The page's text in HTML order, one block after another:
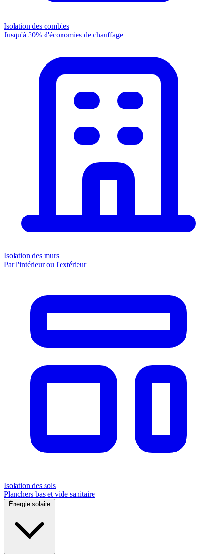
Isolation des combles
Jusqu'à 30% d'économies de chauffage
Isolation des murs
Par l'intérieur ou l'extérieur
Isolation des sols
Planchers bas et vide sanitaire